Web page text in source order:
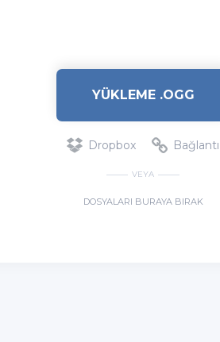
YÜKLEME .OGG
Dropbox Bağlantı
VEYA
DOSYALARI BURAYA BIRAK